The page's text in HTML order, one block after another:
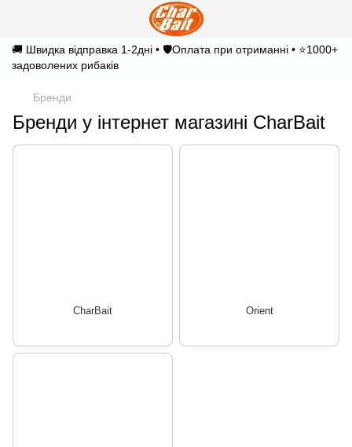
🚚 Швидка відправка 1-2дні • 🛡️Оплата при отриманні • ⭐1000+
задоволених рибаків
Бренди
Бренди у інтернет магазині CharBait
CharBait Orient